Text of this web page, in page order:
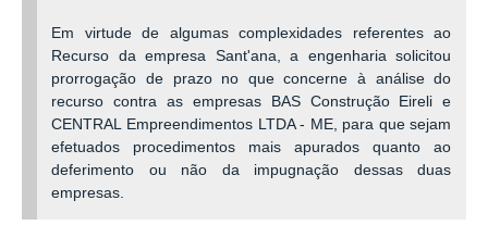
Em virtude de algumas complexidades referentes ao
Recurso da empresa Sant'ana, a engenharia solicitou
prorrogação de prazo no que concerne à análise do
recurso contra as empresas BAS Construção Eireli e
CENTRAL Empreendimentos LTDA - ME, para que sejam
efetuados procedimentos mais apurados quanto ao
deferimento ou não da impugnação dessas duas
empresas.